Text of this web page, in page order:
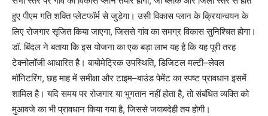
हुए पीएम गति शक्ति प्लेटफॉर्म से जुड़ेगा। उसी विकास प्लान के क्रियान्वयन के
लिए रोजगार सृजित किया जाएगा, जिससे गांव का समग्र विकास सुनिश्चित होगा।
डॉ. बिंदल ने बताया कि इस योजना का एक बड़ा लाभ यह है कि यह पूरी तरह
टेक्नोलॉजी आधारित है। बायोमेट्रिक उपस्थिति, डिजिटल मल्टी–लेवल
मॉनिटरिंग, छह माह में समीक्षा और टाइम–बाउंड पेमेंट का स्पष्ट प्रावधान इसमें
शामिल है। यदि समय पर रोजगार या भुगतान नहीं होता है, तो संबंधित व्यक्ति को
मुआवजे का भी प्रावधान किया गया है, जिससे जवाबदेही तय होगी।